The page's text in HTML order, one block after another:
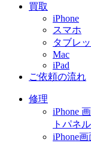
買取
iPhone
スマホ
タブレッ
Mac
iPad
ご依頼の流れ
修理
iPhone
トパネ
iPhone